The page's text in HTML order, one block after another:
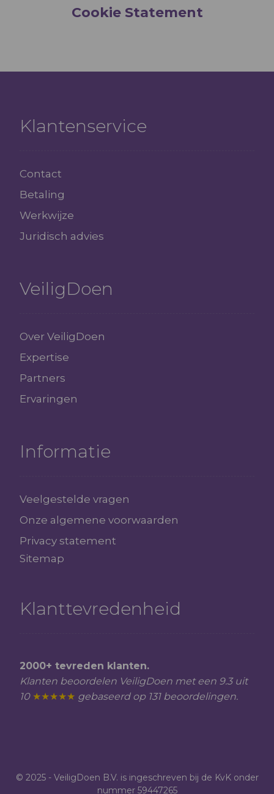
Cookie Statement
Klantenservice
Contact
Betaling
Werkwijze
Juridisch advies
VeiligDoen
Over VeiligDoen
Expertise
Partners
Ervaringen
Informatie
Veelgestelde vragen
Onze algemene voorwaarden
Privacy statement
Sitemap
Klanttevredenheid
2000+ tevreden klanten.
Klanten beoordelen VeiligDoen met een 9.3 uit
10 ★★★★★ gebaseerd op 131 beoordelingen.
© 2025 - VeiligDoen B.V. is ingeschreven bij de KvK onder
nummer 59447265